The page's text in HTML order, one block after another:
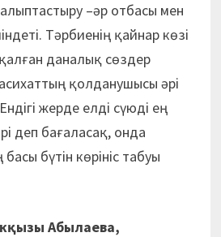
–әр отбасы мен
Тәр­бие­нің қайнар көзі
даналық сөздер
қолданушысы әрі
жерде елді сүюді ең
деп бағаласақ, онда
бүтін көрініс табуы
Абылаева,